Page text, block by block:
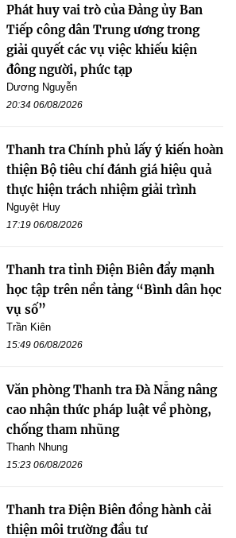
Phát huy vai trò của Đảng ủy Ban
Tiếp công dân Trung ương trong
giải quyết các vụ việc khiếu kiện
đông người, phức tạp
Dương Nguyễn
20:34 06/08/2026
Thanh tra Chính phủ lấy ý kiến hoàn
thiện Bộ tiêu chí đánh giá hiệu quả
thực hiện trách nhiệm giải trình
Nguyệt Huy
17:19 06/08/2026
Thanh tra tỉnh Điện Biên đẩy mạnh
học tập trên nền tảng “Bình dân học
vụ số”
Trần Kiên
15:49 06/08/2026
Văn phòng Thanh tra Đà Nẵng nâng
cao nhận thức pháp luật về phòng,
chống tham nhũng
Thanh Nhung
15:23 06/08/2026
Thanh tra Điện Biên đồng hành cải
thiện môi trường đầu tư